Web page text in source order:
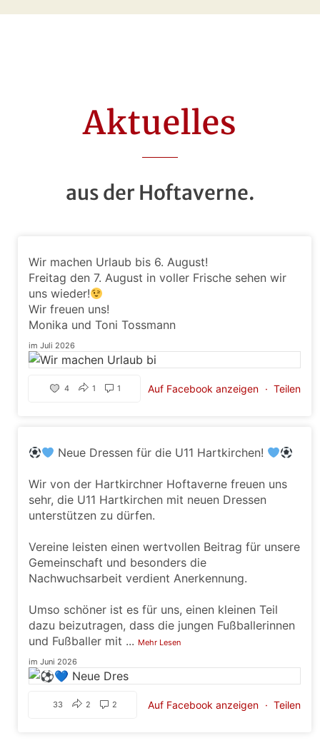
Aktuelles
aus der Hoftaverne.
Wir machen Urlaub bis 6. August!
Freitag den 7. August in voller Frische sehen wir
uns wieder!
Wir freuen uns!
Monika und Toni Tossmann
im Juli 2026
Auf Facebook anzeigen · Teilen
4 1 1
Neue Dressen für die U11 Hartkirchen!
Wir von der Hartkirchner Hoftaverne freuen uns
sehr, die U11 Hartkirchen mit neuen Dressen
unterstützen zu dürfen.
Vereine leisten einen wertvollen Beitrag für unsere
Gemeinschaft und besonders die
Nachwuchsarbeit verdient Anerkennung.
Umso schöner ist es für uns, einen kleinen Teil
dazu beizutragen, dass die jungen Fußballerinnen
und Fußballer mit ... Mehr Lesen
im Juni 2026
Auf Facebook anzeigen · Teilen
33 2 2